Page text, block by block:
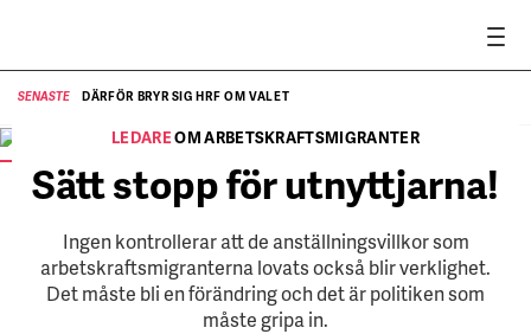
SENASTE DÄRFÖR BRYR SIG HRF OM VALET
Hotellrevyns chefredaktör Linda Svensson.
LEDAREOM ARBETSKRAFTSMIGRANTER
Sätt stopp för utnyttjarna!
Ingen kontrollerar att de anställningsvillkor som
arbetskraftsmigranterna lovats också blir verklighet.
Det måste bli en förändring och det är politiken som
måste gripa in.